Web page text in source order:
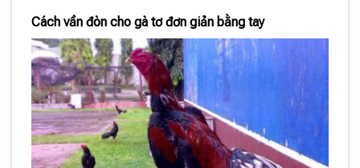
Cách vần đòn cho gà tơ đơn giản bằng tay